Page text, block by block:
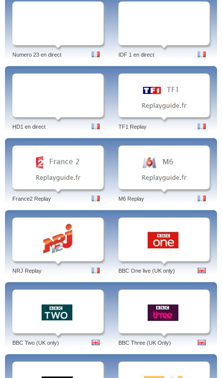
Numero 23 en direct IDF 1 en direct
HD1 en direct TF1 Replay
France2 Replay M6 Replay
NRJ Replay BBC One live (UK only)
BBC Two (UK only) BBC Three (UK Only)